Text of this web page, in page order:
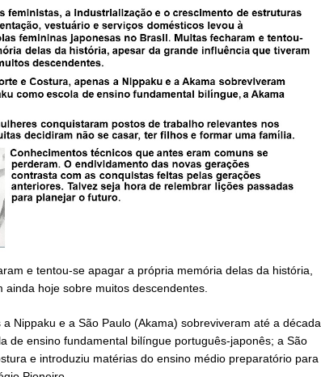
e tentou-se apagar a própria memória delas da história,
hoje sobre muitos descendentes.
Nippaku e a São Paulo (Akama) sobreviveram até a década
de ensino fundamental bilíngue português-japonês; a São
e introduziu matérias do ensino médio preparatório para